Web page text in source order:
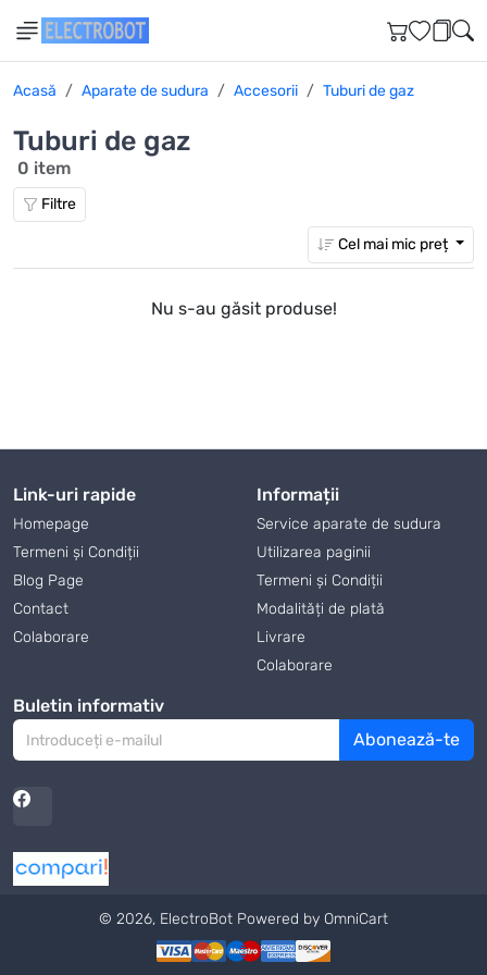
Acasă Aparate de sudura Accesorii Tuburi de gaz
Tuburi de gaz
0 item
Filtre
Cel mai mic preț
Nu s-au găsit produse!
Link-uri rapide
Homepage
Termeni și Condiții
Blog Page
Contact
Colaborare
Informații
Service aparate de sudura
Utilizarea paginii
Termeni și Condiții
Modalități de plată
Livrare
Colaborare
Buletin informativ
Abonează-te
© 2026, ElectroBot Powered by OmniCart